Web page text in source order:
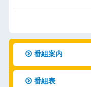
番組案内
番組表